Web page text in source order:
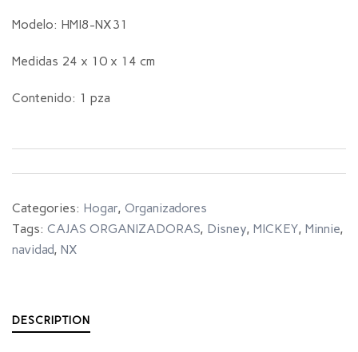
Modelo: HMI8-NX31
Medidas 24 x 10 x 14 cm
Contenido: 1 pza
Categories: Hogar, Organizadores
Tags: CAJAS ORGANIZADORAS, Disney, MICKEY, Minnie,
navidad, NX
DESCRIPTION